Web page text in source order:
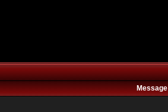
Message